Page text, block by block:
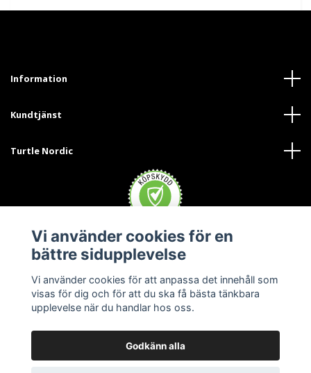
Information
Kundtjänst
Turtle Nordic
Vi använder cookies för en
bättre sidupplevelse
Vi använder cookies för att anpassa det innehåll som
visas för dig och för att du ska få bästa tänkbara
upplevelse när du handlar hos oss.
Godkänn alla